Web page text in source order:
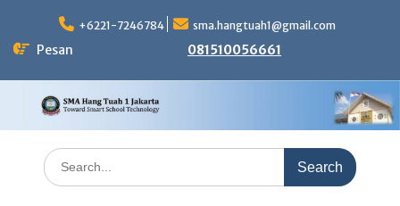
content
+6221-7246784 sma.hangtuah1@gmail.com
Pesan 081510056661
Search
for: